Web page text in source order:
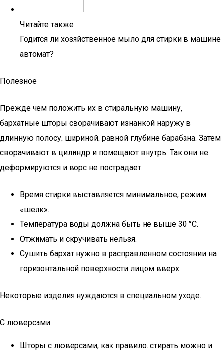
Читайте также:
Годится ли хозяйственное мыло для стирки в машине
автомат?
Полезное
Прежде чем положить их в стиральную машину,
бархатные шторы сворачивают изнанкой наружу в
длинную полосу, шириной, равной глубине барабана. Затем
сворачивают в цилиндр и помещают внутрь. Так они не
деформируются и ворс не пострадает.
Время стирки выставляется минимальное, режим
«шелк».
Температура воды должна быть не выше 30 °C.
Отжимать и скручивать нельзя.
Сушить бархат нужно в расправленном состоянии на
горизонтальной поверхности лицом вверх.
Некоторые изделия нуждаются в специальном уходе.
С люверсами
Шторы с люверсами, как правило, стирать можно и